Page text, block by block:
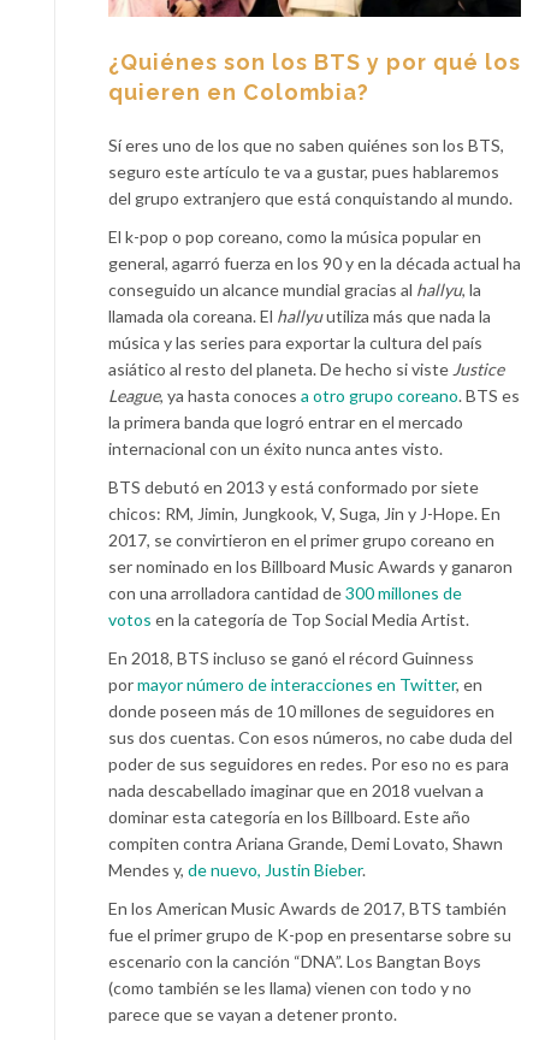
¿Quiénes son los BTS y por qué los
quieren en Colombia?
Sí eres uno de los que no saben quiénes son los BTS,
seguro este artículo te va a gustar, pues hablaremos
del grupo extranjero que está conquistando al mundo.
El k-pop o pop coreano, como la música popular en
general, agarró fuerza en los 90 y en la década actual ha
conseguido un alcance mundial gracias al hallyu, la
llamada ola coreana. El hallyuutiliza más que nada la
música y las series para exportar la cultura del país
asiático al resto del planeta. De hecho si viste Justice
League, ya hasta conoces a otro grupo coreano. BTS es
la primera banda que logró entrar en el mercado
internacional con un éxito nunca antes visto.
BTS debutó en 2013 y está conformado por siete
chicos: RM, Jimin, Jungkook, V, Suga, Jin y J-Hope. En
2017, se convirtieron en el primer grupo coreano en
ser nominado en los Billboard Music Awards y ganaron
con una arrolladora cantidad de300 millones de
votos en la categoría de Top Social Media Artist.
En 2018, BTS incluso se ganó el récord Guinness
pormayor número de interacciones en Twitter, en
donde poseen más de 10 millones de seguidores en
sus dos cuentas. Con esos números, no cabe duda del
poder de sus seguidores en redes. Por eso no es para
nada descabellado imaginar que en 2018 vuelvan a
dominar esta categoría en los Billboard. Este año
compiten contra Ariana Grande, Demi Lovato, Shawn
Mendes y, de nuevo, Justin Bieber.
En los American Music Awards de 2017, BTS también
fue el primer grupo de K-pop en presentarse sobre su
escenario con la canción “DNA”. Los Bangtan Boys
(como también se les llama) vienen con todo y no
parece que se vayan a detener pronto.